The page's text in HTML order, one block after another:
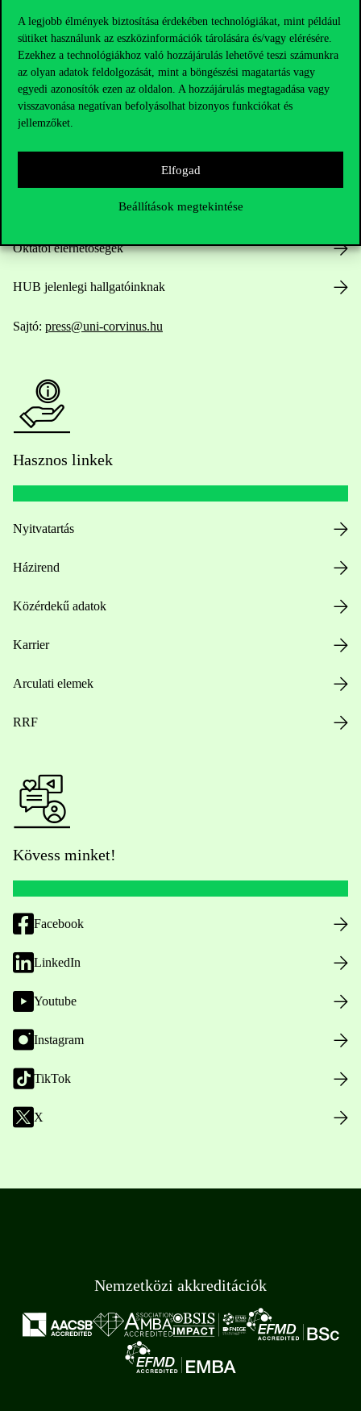
A legjobb élmények biztosítása érdekében technológiákat, mint például
sütiket használunk az eszközinformációk tárolására és/vagy elérésére.
Ezekhez a technológiákhoz való hozzájárulás lehetővé teszi számunkra
az olyan adatok feldolgozását, mint a böngészési magatartás vagy
egyedi azonosítók ezen az oldalon. A hozzájárulás megtagadása vagy
visszavonása negatívan befolyásolhat bizonyos funkciókat és
jellemzőket.
Elfogad
Beállítások megtekintése
Elérhetőségek
+36 1 482 5000
Kérdésed van a felvételivel kapcsolatban?
Oktatói elérhetőségek
HUB jelenlegi hallgatóinknak
Sajtó: press@uni-corvinus.hu
Hasznos linkek
Nyitvatartás
Házirend
Közérdekű adatok
Karrier
Arculati elemek
RRF
Kövess minket!
Facebook
LinkedIn
Youtube
Instagram
TikTok
X
Nemzetközi akkreditációk